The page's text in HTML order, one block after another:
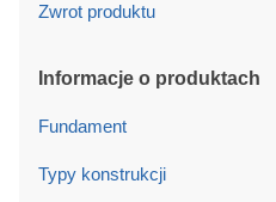
Zwrot produktu
Informacje o produktach
Fundament
Typy konstrukcji